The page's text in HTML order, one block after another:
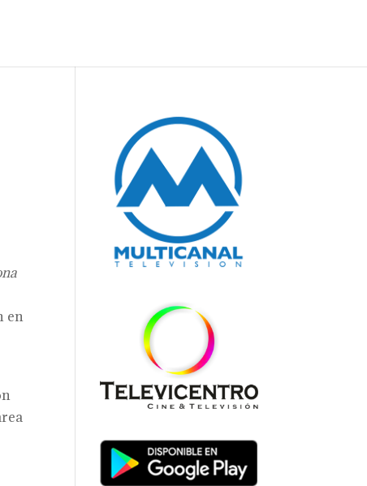
en